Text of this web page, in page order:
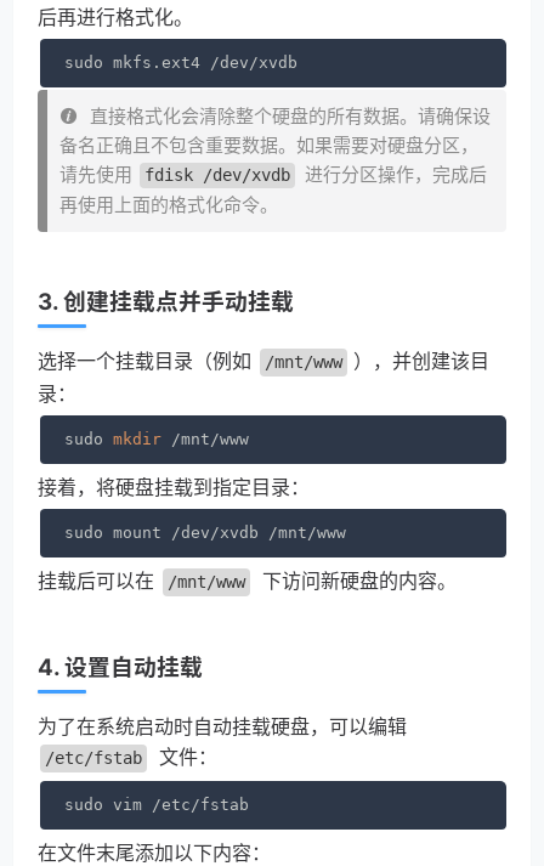
后再进行格式化。
sudo mkfs.ext4 /dev/xvdb
直接格式化会清除整个硬盘的所有数据。请确保设
备名正确且不包含重要数据。如果需要对硬盘分区，
请先使用
fdisk /dev/xvdb
进行分区操作，完成后
再使用上面的格式化命令。
3. 创建挂载点并手动挂载
选择一个挂载目录（例如 /mnt/www
），并创建该目
录：
sudo mkdir /mnt/www
接着，将硬盘挂载到指定目录：
sudo mount /dev/xvdb /mnt/www
挂载后可以在 /mnt/www 下访问新硬盘的内容。
4. 设置自动挂载
为了在系统启动时自动挂载硬盘，可以编辑
/etc/fstab 文件：
在文件末尾添加以下内容：